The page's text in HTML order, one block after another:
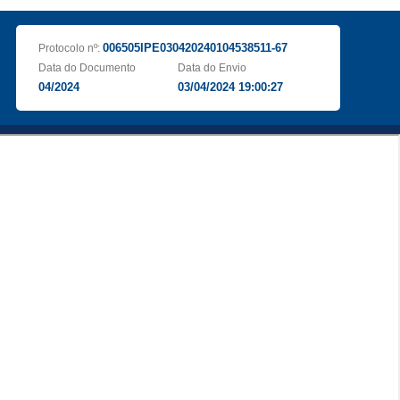
Protocolo nº: 006505IPE030420240104538511-67
Data do Documento
04/2024
Data do Envio
03/04/2024 19:00:27